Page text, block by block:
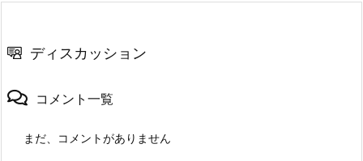
ディスカッション
コメント一覧
まだ、コメントがありません